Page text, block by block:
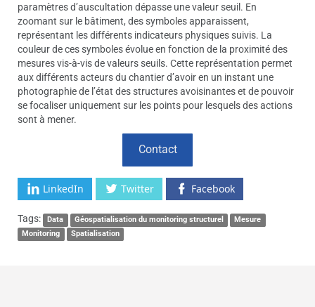
paramètres d’auscultation dépasse une valeur seuil. En
zoomant sur le bâtiment, des symboles apparaissent,
représentant les différents indicateurs physiques suivis. La
couleur de ces symboles évolue en fonction de la proximité des
mesures vis-à-vis de valeurs seuils. Cette représentation permet
aux différents acteurs du chantier d’avoir en un instant une
photographie de l’état des structures avoisinantes et de pouvoir
se focaliser uniquement sur les points pour lesquels des actions
sont à mener.
Contact
LinkedIn Twitter Facebook
Tags: Data Géospatialisation du monitoring structurel
Mesure
Monitoring
Spatialisation